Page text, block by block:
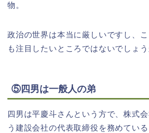
物。
政治の世界は本当に厳しいですし、
も注目したいところではないでしょう
⑤四男は一般人の弟
四男は平慶斗さんという方で、株式
う建設会社の代表取締役を務めてい